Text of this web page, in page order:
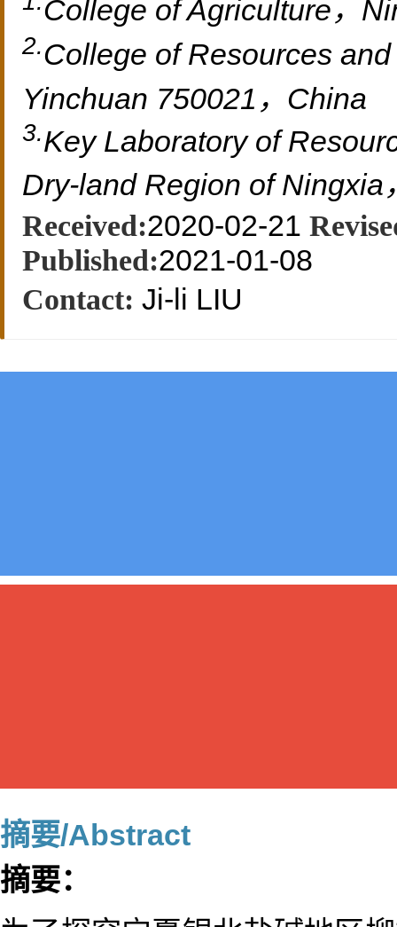
College of Agriculture，
2.College of Resources
Yinchuan 750021，China
3.Key Laboratory of
Dry-land Region of
Received:2020-02-21
Published:2021-01-08
Contact: Ji-li LIU
摘要/Abstract
摘要：